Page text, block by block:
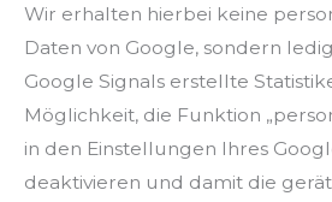
Wir erhalten hierbei keine
Daten von Google, sondern
Google Signals erstellte
Möglichkeit, die Funktion
in den Einstellungen Ihres
deaktivieren und damit die